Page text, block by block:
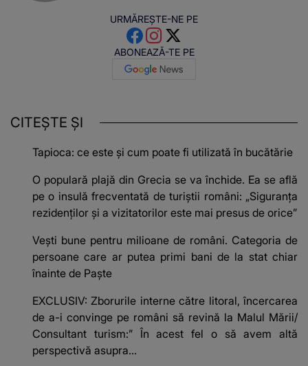
URMĂREȘTE-NE PE
ABONEAZĂ-TE PE
CITEȘTE ȘI
Tapioca: ce este și cum poate fi utilizată în bucătărie
O populară plajă din Grecia se va închide. Ea se află
pe o insulă frecventată de turiștii români: „Siguranța
rezidenților și a vizitatorilor este mai presus de orice”
Vești bune pentru milioane de români. Categoria de
persoane care ar putea primi bani de la stat chiar
înainte de Paște
EXCLUSIV: Zborurile interne către litoral, încercarea
de a-i convinge pe români să revină la Malul Mării/
Consultant turism:” În acest fel o să avem altă
perspectivă asupra...